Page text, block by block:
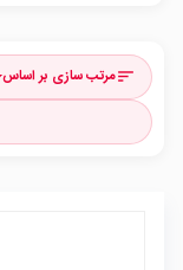
sortمرتب سازی بر اساس